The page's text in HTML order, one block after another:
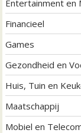
Entertainment en
Financieel
Games
Gezondheid en
Huis, Tuin en
Maatschappij
Mobiel en